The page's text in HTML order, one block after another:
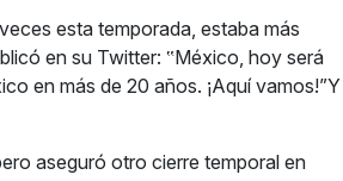
esta temporada, estaba más
en su Twitter: ‟México, hoy será
en más de 20 años. ¡Aquí vamos!”Y
aseguró otro cierre temporal en